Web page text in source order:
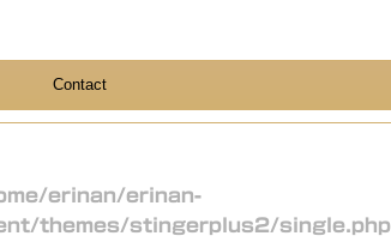
Contact
erinan/erinan-
themes/stingerplus2/single.php